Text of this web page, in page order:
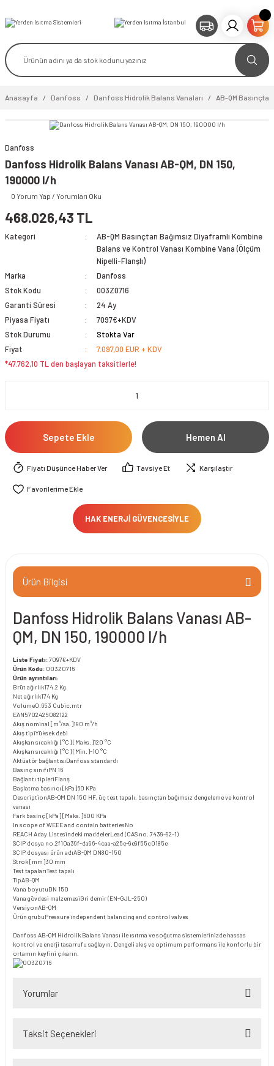
Anasayfa Danfoss Danfoss Hidrolik Balans Vanaları AB-QM
Danfoss
Danfoss Hidrolik Balans Vanası AB-QM, DN 150,
190000 l/h
0 Yorum Yap / Yorumları Oku
468.026,43 TL
Kategori
AB-QM Basınçtan Bağımsız Diyaframlı Kombine
Balans ve Kontrol Vanası Kombine Vana (Ölçüm
Nipelli-Flanşlı)
Marka
Danfoss
Stok Kodu
003Z0716
Garanti Süresi
24 Ay
Piyasa Fiyatı
7097€+KDV
Stok Durumu
Stokta Var
Fiyat
7.097,00 EUR + KDV
*47.762,10 TL den başlayan taksitlerle!
Sepete Ekle Hemen Al
Fiyatı Düşünce Haber Ver Tavsiye Et Karşılaştır
HAK ENERJİ GÜVENCESİYLE
Ürün Bilgisi
Danfoss Hidrolik Balans Vanası AB-
QM, DN 150, 190000 l/h
Liste Fiyatı: 7097€+KDV
Ürün Kodu: 003Z0716
Ürün ayrıntıları:
Brüt ağırlık174.2 Kg
Net ağırlık174 Kg
Volume0.653 Cubic.mtr
EAN5702425082122
Akış nominal [m³/sa.]190 m³/h
Akış tipiYüksek debi
Akışkan sıcaklığı [°C] [Maks.]120 °C
Akışkan sıcaklığı [°C] [Min.]-10 °C
Aktüatör bağlantısıDanfoss standardı
Basınç sınıfıPN 16
Bağlantı tipleriFlanş
Başlatma basıncı [kPa]60 KPa
DescriptionAB-QM DN 150 HF, üç test tapalı, basınçtan bağımsız dengeleme ve kontrol
vanası
Fark basınç [kPa] [Maks.]600 KPa
In scope of WEEE and contain batteriesNo
REACH Aday Listesindeki maddelerLead (CAS no. 7439-92-1)
SCIP dosya no. 2f10a39f-da96-4caa-a25e-9e9f55c0185e
SCIP dosyası ürün adıAB-QM DN80-150
Strok [mm]30 mm
Test tapalarıTest tapalı
TipAB-QM
Vana boyutuDN 150
Vana gövdesi malzemesiGri demir (EN-GJL-250)
VersiyonAB-QM
Ürün grubuPressure independent balancing and control valves
Danfoss AB-QM Hidrolik Balans Vanası ile ısıtma ve soğutma sistemlerinizde hassas
kontrol ve enerji tasarrufu sağlayın. Dengeli akış ve optimum performans ile konforlu bir
ortamın keyfini çıkarın.
Yorumlar
Taksit Seçenekleri